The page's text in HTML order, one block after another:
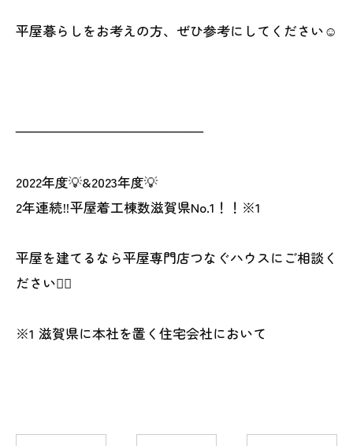
平屋暮らしをお考えの方、ぜひ参考にしてください☺️
——————————————
2022年度💡&2023年度💡
2年連続‼︎平屋着工棟数滋賀県No.1！！※1
平屋を建てるなら平屋専門店つなぐハウスにご相談く
ださい👍🏻
※1 滋賀県に本社を置く住宅会社において